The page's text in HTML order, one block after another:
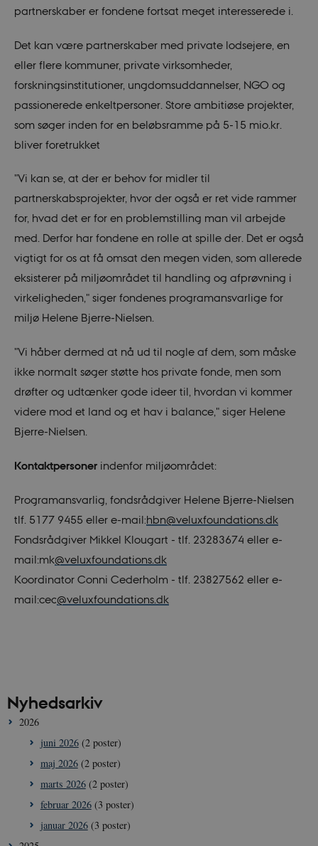
partnerskaber er fondene fortsat meget interesserede i.
Det kan være partnerskaber med private lodsejere, en
eller flere kommuner, private virksomheder,
forskningsinstitutioner, ungdomsuddannelser, NGO og
passionerede enkeltpersoner. Store ambitiøse projekter,
som søger inden for en beløbsramme på 5-15 mio.kr.
bliver foretrukket
"Vi kan se, at der er behov for midler til
partnerskabsprojekter, hvor der også er ret vide rammer
for, hvad det er for en problemstilling man vil arbejde
med. Derfor har fondene en rolle at spille der. Det er også
vigtigt for os at få omsat den megen viden, som allerede
eksisterer på miljøområdet til handling og afprøvning i
virkeligheden," siger fondenes programansvarlige for
miljø Helene Bjerre-Nielsen.
"Vi håber dermed at nå ud til nogle af dem, som måske
ikke normalt søger støtte hos private fonde, men som
drøfter og udtænker gode ideer til, hvordan vi kommer
videre mod et land og et hav i balance," siger Helene
Bjerre-Nielsen.
Kontaktpersoner indenfor miljøområdet:
Programansvarlig, fondsrådgiver Helene Bjerre-Nielsen
tlf. 5177 9455 eller e-mail:hbn@veluxfoundations.dk
Fondsrådgiver Mikkel Klougart - tlf. 23283674 eller e-
mail:mk@veluxfoundations.dk
Koordinator Conni Cederholm - tlf. 23827562 eller e-
mail:cec@veluxfoundations.dk
Nyhedsarkiv
2026
juni 2026(2 poster)
maj 2026(2 poster)
marts 2026(2 poster)
februar 2026(3 poster)
januar 2026(3 poster)